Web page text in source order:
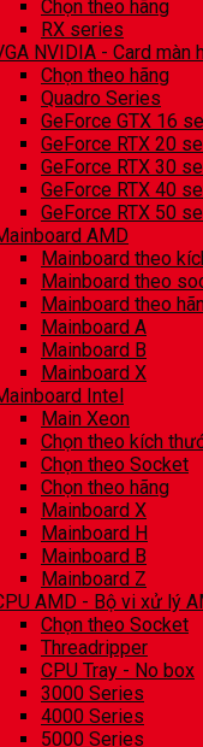
Chọn theo hãng
RX series
NVIDIA - Card màn
Chọn theo hãng
Quadro Series
GeForce GTX 16
GeForce RTX 20
GeForce RTX 30
GeForce RTX 40
GeForce RTX 50
AMD
Mainboard theo
Mainboard theo
Mainboard theo
Mainboard A
Mainboard B
Mainboard X
Intel
Main Xeon
Chọn theo kích
Chọn theo Socket
Chọn theo hãng
Mainboard X
Mainboard H
Mainboard B
Mainboard Z
AMD - Bộ vi xử lý
Chọn theo Socket
Threadripper
CPU Tray - No box
3000 Series
4000 Series
5000 Series